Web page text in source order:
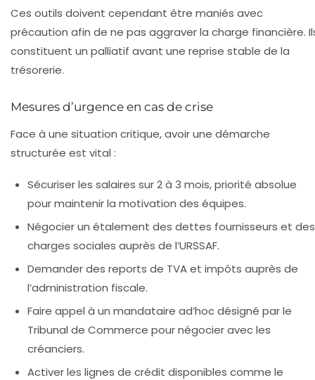
Ces outils doivent cependant être maniés avec
précaution afin de ne pas aggraver la charge financière.
constituent un palliatif avant une reprise stable de la
trésorerie.
Mesures d’urgence en cas de crise
Face à une situation critique, avoir une démarche
structurée est vital :
Sécuriser les salaires sur 2 à 3 mois, priorité absolue
pour maintenir la motivation des équipes.
Négocier un étalement des dettes fournisseurs et des
charges sociales auprès de l’URSSAF.
Demander des reports de TVA et impôts auprès de
l’administration fiscale.
Faire appel à un mandataire ad’hoc désigné par le
Tribunal de Commerce pour négocier avec les
créanciers.
Activer les lignes de crédit disponibles comme le